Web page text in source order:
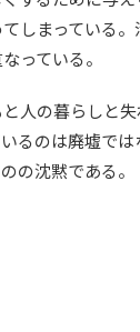
しまっている。
っている。
人の暮らしと失
るのは廃墟では
の沈黙である。